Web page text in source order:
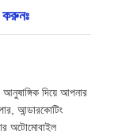
করুনঃ
আনুষাঙ্গিক দিয়ে আপনার
আন্ডারকোটিং
অটোমোবাইল